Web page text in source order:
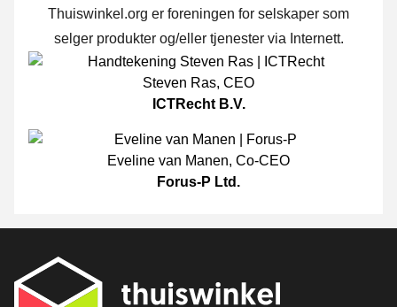
Thuiswinkel.org er foreningen for selskaper som
selger produkter og/eller tjenester via Internett.
Steven Ras, CEO
ICTRecht B.V.
Eveline van Manen, Co-CEO
Forus-P Ltd.